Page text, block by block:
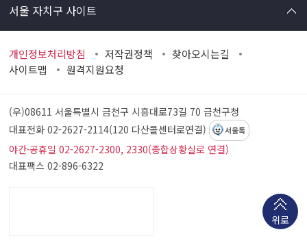
서울 자치구 사이트
개인정보처리방침 저작권정책
찾아오시는길
사이트맵
원격지원요청
위로
(우)08611 서울특별시 금천구 시흥대로73길 70금천구청
대표전화 02-2627-2114(120 다산콜센터로연결)
서울톡
야간·공휴일 02-2627-2300, 2330(종합상황실로 연결)
대표팩스 02-896-6322